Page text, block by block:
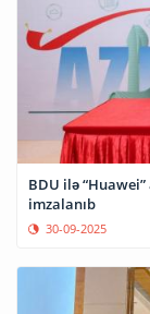
BDU ilə
imzalanıb
30-09-2025